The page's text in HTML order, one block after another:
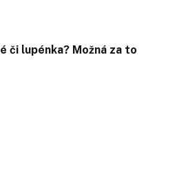
či lupénka? Možná za to